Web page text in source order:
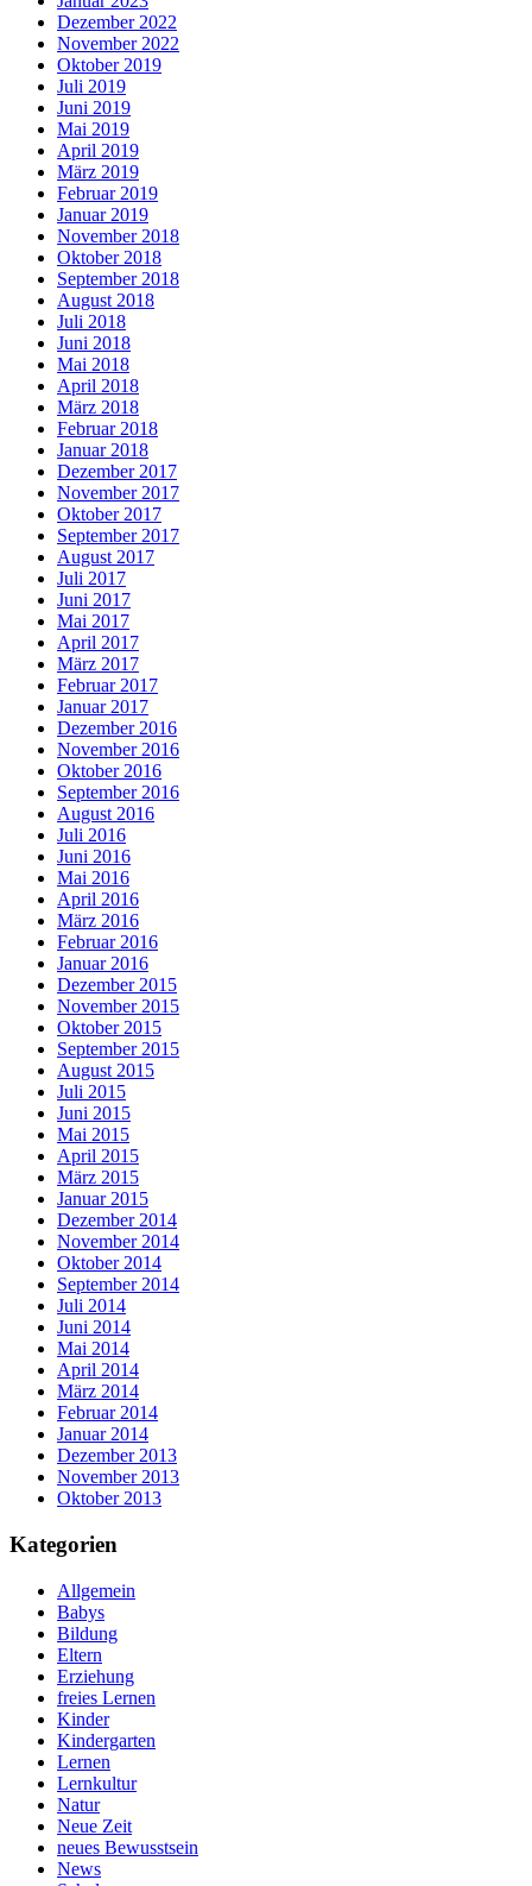
Dezember 2022
November 2022
Oktober 2019
Juli 2019
Juni 2019
Mai 2019
April 2019
März 2019
Februar 2019
Januar 2019
November 2018
Oktober 2018
September 2018
August 2018
Juli 2018
Juni 2018
Mai 2018
April 2018
März 2018
Februar 2018
Januar 2018
Dezember 2017
November 2017
Oktober 2017
September 2017
August 2017
Juli 2017
Juni 2017
Mai 2017
April 2017
März 2017
Februar 2017
Januar 2017
Dezember 2016
November 2016
Oktober 2016
September 2016
August 2016
Juli 2016
Juni 2016
Mai 2016
April 2016
März 2016
Februar 2016
Januar 2016
Dezember 2015
November 2015
Oktober 2015
September 2015
August 2015
Juli 2015
Juni 2015
Mai 2015
April 2015
März 2015
Januar 2015
Dezember 2014
November 2014
Oktober 2014
September 2014
Juli 2014
Juni 2014
Mai 2014
April 2014
März 2014
Februar 2014
Januar 2014
Dezember 2013
November 2013
Oktober 2013
Kategorien
Allgemein
Babys
Bildung
Eltern
Erziehung
freies Lernen
Kinder
Kindergarten
Lernen
Lernkultur
Natur
Neue Zeit
neues Bewusstsein
News